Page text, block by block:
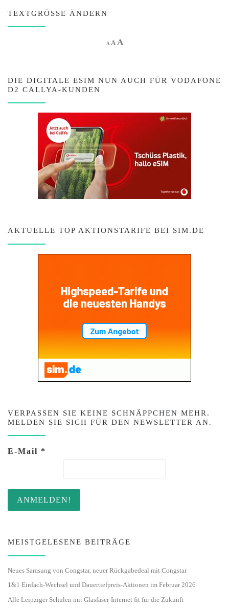
TEXTGRÖSSE ÄNDERN
A Decrease font size.
AReset font size.
AIncrease font size.
DIE DIGITALE ESIM NUN AUCH FÜR VODAFONE
D2 CALLYA-KUNDEN
AKTUELLE TOP AKTIONSTARIFE BEI SIM.DE
VERPASSEN SIE KEINE SCHNÄPPCHEN MEHR.
MELDEN SIE SICH FÜR DEN NEWSLETTER AN.
E-Mail *
MEISTGELESENE BEITRÄGE
Neues Samsung von Congstar, neuer Rückgabedeal mit Congstar
1&1 Einfach-Wechsel und Dauertiefpreis-Aktionen im Februar 2026
Alle Leipziger Schulen mit Glasfaser-Internet fit für die Zukunft